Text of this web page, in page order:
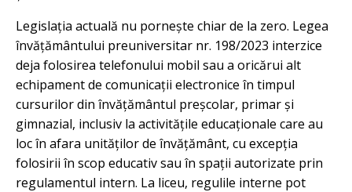
Legislația actuală nu pornește chiar de la zero. Legea
învățământului preuniversitar nr. 198/2023 interzice
deja folosirea telefonului mobil sau a oricărui alt
echipament de comunicații electronice în timpul
cursurilor din învățământul preșcolar, primar și
gimnazial, inclusiv la activitățile educaționale care au
loc în afara unităților de învățământ, cu excepția
folosirii în scop educativ sau în spații autorizate prin
regulamentul intern. La liceu, regulile interne pot